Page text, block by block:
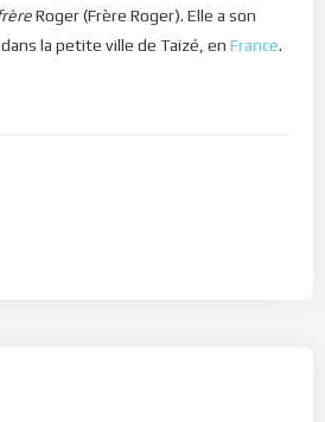
Roger (Frère Roger). Elle a son
la petite ville de Taizé, en France.